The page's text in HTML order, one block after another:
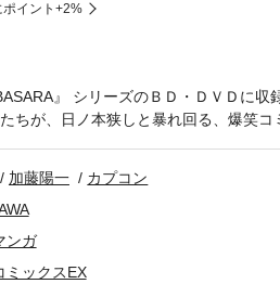
イント+2%
』 シリーズのＢＤ・ＤＶＤに
ちが、日ノ本狭しと暴れ回る、爆笑コ
加藤陽一
カプコン
ンガ
ミックスEX